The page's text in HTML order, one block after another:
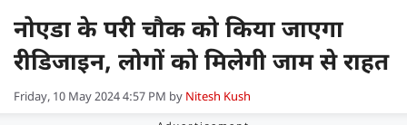
नोएडा के परी चौक को किया जाएगा
रीडिजाइन, लोगों को मिलेगी जाम से राहत
Friday, 10 May 2024 4:57 PM by Nitesh Kush